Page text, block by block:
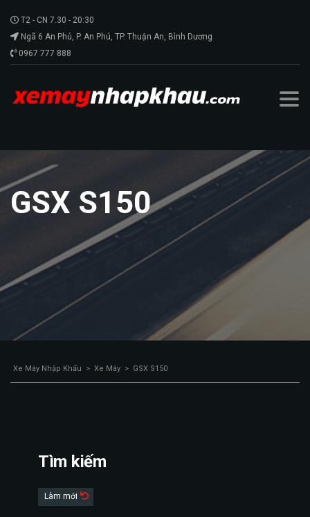
T2 - CN 7.30 - 20:30
Ngã 6 An Phú, P. An Phú, TP. Thuận An, Bình Dương
0967 777 888
GSX S150
Xe Máy Nhập Khẩu > Xe Máy > GSX S150
Tìm kiếm
Làm mới